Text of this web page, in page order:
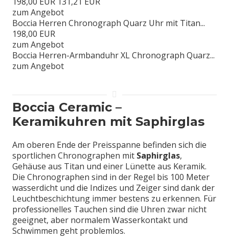
zum Angebot
Boccia Herren Chronograph Quarz Uhr mit Titan...
198,00 EUR
zum Angebot
Boccia Herren-Armbanduhr XL Chronograph Quarz...
zum Angebot
Boccia Ceramic –
Keramikuhren mit Saphirglas
Am oberen Ende der Preisspanne befinden sich die
sportlichen Chronographen mit Saphirglas,
Gehäuse aus Titan und einer Lünette aus Keramik.
Die Chronographen sind in der Regel bis 100 Meter
wasserdicht und die Indizes und Zeiger sind dank der
Leuchtbeschichtung immer bestens zu erkennen. Für
professionelles Tauchen sind die Uhren zwar nicht
geeignet, aber normalem Wasserkontakt und
Schwimmen geht problemlos.